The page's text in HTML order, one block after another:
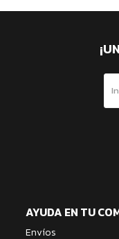
AYUDA EN TU
Envíos